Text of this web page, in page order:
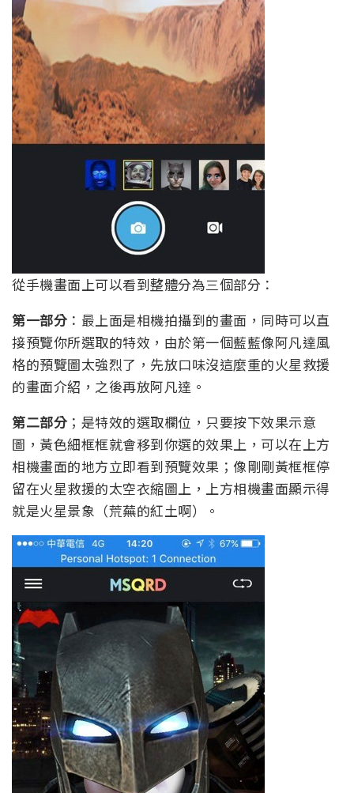
從手機畫面上可以看到整體分為三個部分：
第一部分 ：最上面是相機拍攝到的畫面，同時可以直
接預覽你所選取的特效，由於第一個藍藍像阿凡達風
格的預覽圖太強烈了，先放口味沒這麼重的火星救援
的畫面介紹，之後再放阿凡達。
第二部分 ；是特效的選取欄位，只要按下效果示意
圖，黃色細框框就會移到你選的效果上，可以在上方
相機畫面的地方立即看到預覽效果；像剛剛黃框框停
留在火星救援的太空衣縮圖上，上方相機畫面顯示得
就是火星景象（荒蕪的紅土啊）。